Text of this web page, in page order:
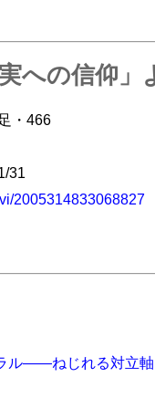
への信仰」
・466
31
2005314833068827